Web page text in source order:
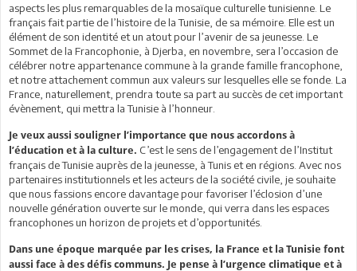
aspects les plus remarquables de la mosaïque culturelle tunisienne. Le
français fait partie de l’histoire de la Tunisie, de sa mémoire. Elle est un
élément de son identité et un atout pour l’avenir de sa jeunesse. Le
Sommet de la Francophonie, à Djerba, en novembre, sera l’occasion de
célébrer notre appartenance commune à la grande famille francophone,
et notre attachement commun aux valeurs sur lesquelles elle se fonde. La
France, naturellement, prendra toute sa part au succès de cet important
évènement, qui mettra la Tunisie à l’honneur.
Je veux aussi souligner l’importance que nous accordons à
l’éducation et à la culture. C’est le sens de l’engagement de l’Institut
français de Tunisie auprès de la jeunesse, à Tunis et en régions. Avec nos
partenaires institutionnels et les acteurs de la société civile, je souhaite
que nous fassions encore davantage pour favoriser l’éclosion d’une
nouvelle génération ouverte sur le monde, qui verra dans les espaces
francophones un horizon de projets et d’opportunités.
Dans une époque marquée par les crises, la France et la Tunisie font
aussi face à des défis communs. Je pense à l’urgence climatique et à